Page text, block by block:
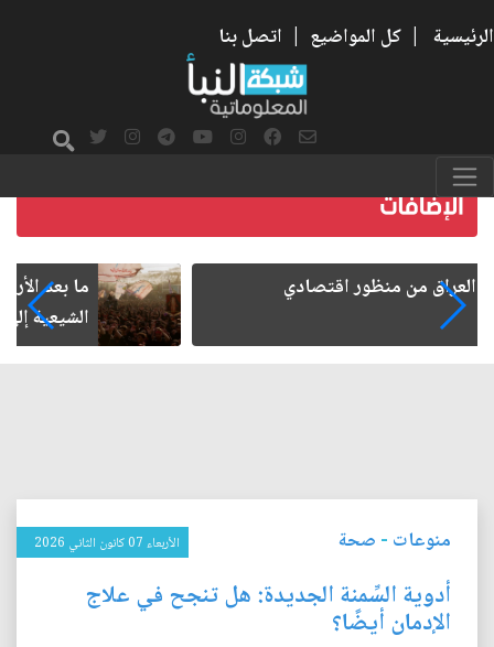
الرئيسية | كل المواضيع | اتصل بنا
ما بعد الأربعين.. كيف اتسعت الزيارة من هويتها
منوعات - صحة الأربعاء 07 كانون الثاني 2026
أدوية السِّمنة الجديدة: هل تنجح في علاج
الإدمان أيضًا؟